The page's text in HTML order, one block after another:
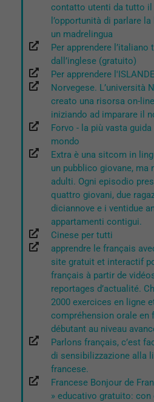
contatto utenti da tutto il
l’opportunità di parlare
un madrelingua
Per apprendere
dall’inglese (gratuito)
Per apprendere
Norvegese. L’università
creato una risorsa on-
iniziando ad imparare il
Forvo - la più vasta
mondo
Extra è una sitcom in
un pubblico giovane, ma
adulti. Ogni episodio
quattro giovani, due
diciannove e i ventidue
appartamenti contigui.
Cinese per tutti
apprendre le français
site gratuit et interactif
français à partir de
reportages d’actualité.
2000 exercices en ligne
compréhension orale en
débutant au niveau
Parlons français, c’est
di sensibilizzazione alla
francese.
Francese Bonjour de
» educativo gratuito: